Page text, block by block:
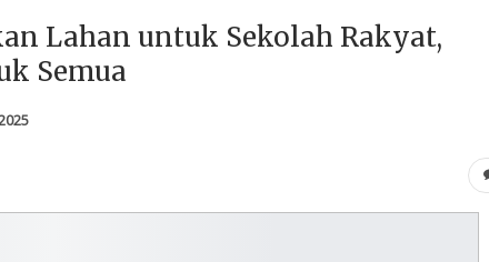
Lahan untuk Sekolah Rakyat,
Semua